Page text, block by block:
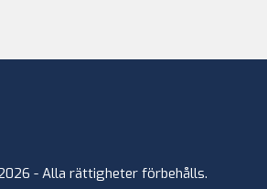
- Alla rättigheter förbehålls.